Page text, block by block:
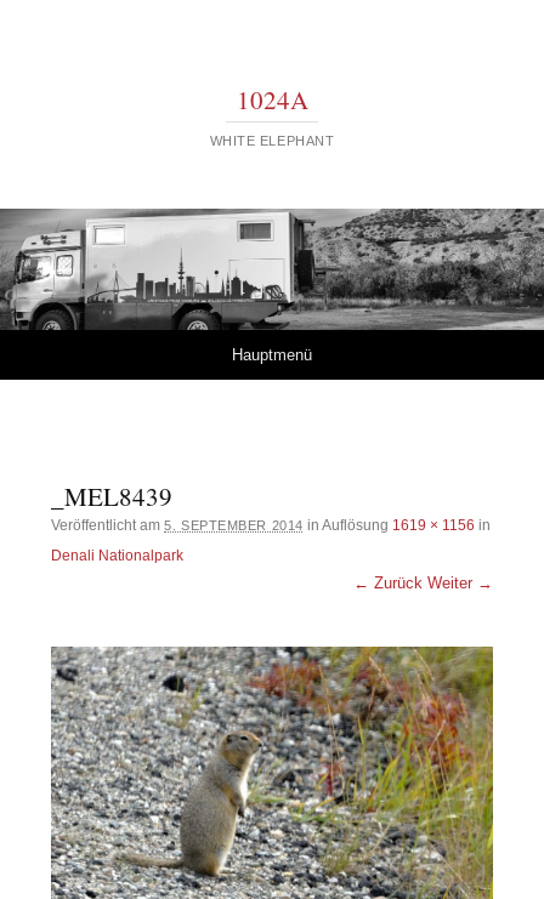
1024A
WHITE ELEPHANT
Hauptmenü
_MEL8439
Veröffentlicht am5. SEPTEMBER 2014 in Auflösung 1619 × 1156 in
Denali Nationalpark
← Zurück Weiter →